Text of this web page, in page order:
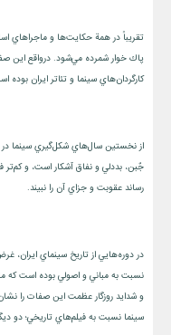
تقريباً در همة حكايت‌ها و ماجراهاي
پاك خوار شمرده مي‌شود. درواقع اين
كارگردان‌هاي سينما و تئاتر ايران بوده
از نخستين سال‌هاي شكل‌گيري سينما
جٌبن، بددلي و نفاق آشكار است، و كم‌تر
رساند عقوبت و جزاي آن را نبيند.
در دوره‌هايي از تاريخ سينماي
نسبت به مباني و اصولي بوده است كه
و شدايد روزگار عظمت اين صفات را
سينما نسبت به فيلم‌هاي تاريخي؛ دو